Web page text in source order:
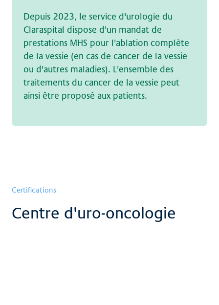
Depuis 2023, le service d'urologie du
Claraspital dispose d'un mandat de
prestations MHS pour l'ablation complète
de la vessie (en cas de cancer de la vessie
ou d'autres maladies). L'ensemble des
traitements du cancer de la vessie peut
ainsi être proposé aux patients.
Certifications
Centre d'uro-oncologie